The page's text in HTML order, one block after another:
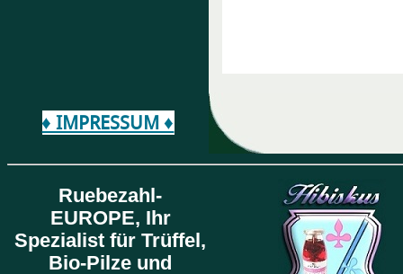
♦ IMPRESSUM ♦
Ruebezahl-
EUROPE, Ihr
Spezialist für Trüffel,
Bio-Pilze und